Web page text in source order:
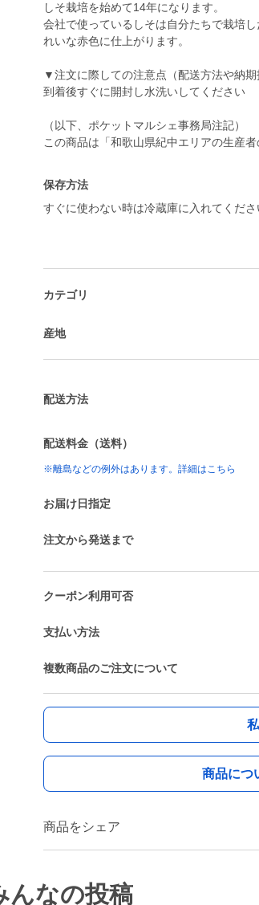
しそ栽培を始めて14年になります。
会社で使っているしそは自分たちで栽培
れいな赤色に仕上がります。
▼注文に際しての注意点（配送方法や納期
到着後すぐに開封し水洗いしてください
（以下、ポケットマルシェ事務局注記）
この商品は「和歌山県紀中エリアの生産者
保存方法
すぐに使わない時は冷蔵庫に入れてくださ
カテゴリ
産地
配送方法
配送料金（送料）
※離島などの例外はあります。詳細はこちら
お届け日指定
注文から発送まで
クーポン利用可否
支払い方法
複数商品のご注文について
商品につ
商品をシェア
んなの投稿